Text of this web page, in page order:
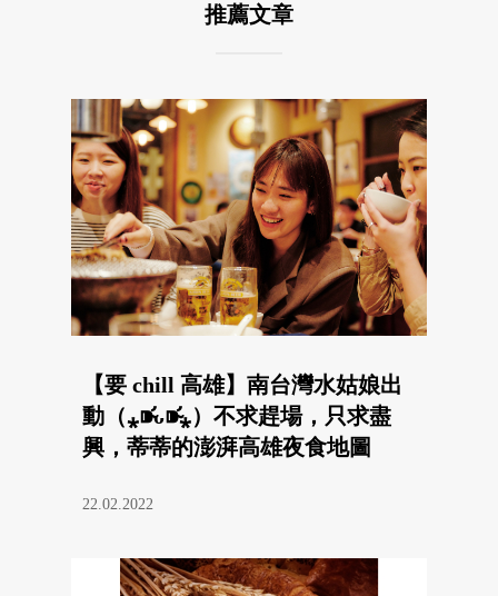
推薦文章
【要 chill 高雄】南台灣水姑娘出
動（⁎⁍̴̛ᴗ⁍̴̛⁎）不求趕場，只求盡
興，蒂蒂的澎湃高雄夜食地圖
22.02.2022